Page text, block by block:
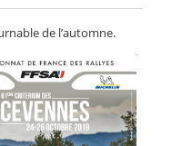
de l’automne.